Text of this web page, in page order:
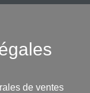
de ventes